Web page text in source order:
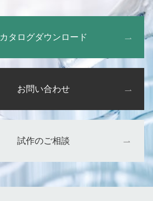
カタログダウンロード
お問い合わせ
試作のご相談